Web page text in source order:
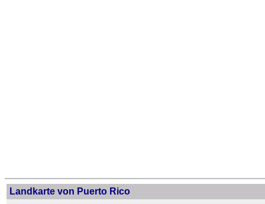
Landkarte von Puerto Rico